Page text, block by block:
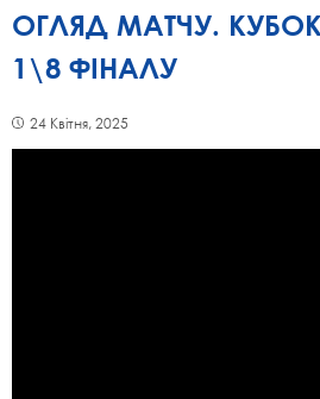
ОГЛЯД МАТЧУ. КУБОК
1\8 ФІНАЛУ
24 Квітня, 2025